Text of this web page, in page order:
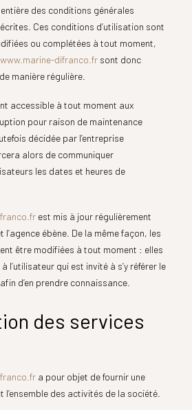
des conditions générales
Ces conditions d’utilisation sont
ou complétées à tout moment,
www.marine-difranco.fr sont donc
manière régulière.
accessible à tout moment aux
pour raison de maintenance
décidée par l’entreprise
alors de communiquer
les dates et heures de
est mis à jour régulièrement
l’agence ébène. De la même façon, les
être modifiées à tout moment : elles
l’utilisateur qui est invité à s’y référer le
d’en prendre connaissance.
des services
a pour objet de fournir une
des activités de la société.